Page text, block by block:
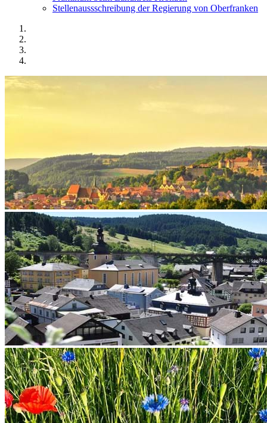
Stellenaussschreibung der Regierung von Oberfranken